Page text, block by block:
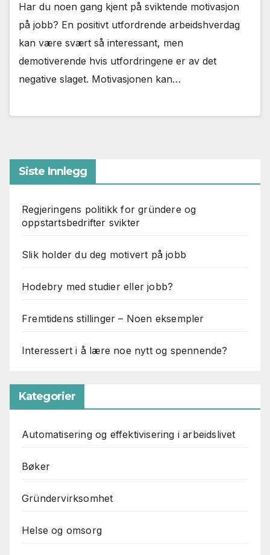
Har du noen gang kjent på sviktende motivasjon
på jobb? En positivt utfordrende arbeidshverdag
kan være svært så interessant, men
demotiverende hvis utfordringene er av det
negative slaget. Motivasjonen kan…
Siste Innlegg
Regjeringens politikk for gründere og
oppstartsbedrifter svikter
Slik holder du deg motivert på jobb
Hodebry med studier eller jobb?
Fremtidens stillinger – Noen eksempler
Interessert i å lære noe nytt og spennende?
Kategorier
Automatisering og effektivisering i arbeidslivet
Bøker
Gründervirksomhet
Helse og omsorg